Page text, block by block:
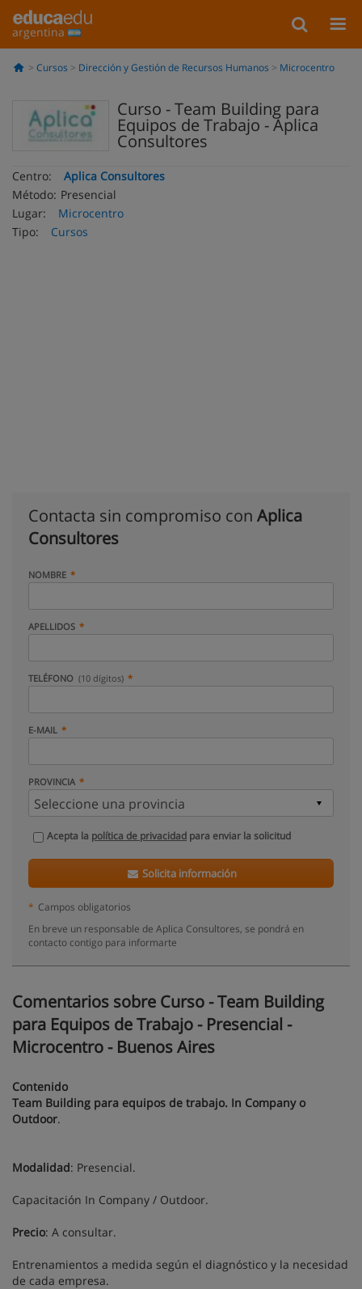
argentina
Cursos Dirección y Gestión de Recursos Humanos Microcentro
Curso - Team Building para
Equipos de Trabajo - Aplica
Consultores
Centro:
Aplica Consultores
Método: Presencial
Lugar:
Microcentro
Tipo:
Cursos
Contacta sin compromiso con Aplica
Consultores
NOMBRE
APELLIDOS
TELÉFONO (10 dígitos)
E-MAIL
PROVINCIA
Acepta la política de privacidad para enviar la solicitud
Solicita información
* Campos obligatorios
En breve un responsable de Aplica Consultores, se pondrá en
contacto contigo para informarte
Comentarios sobre Curso - Team Building
para Equipos de Trabajo - Presencial -
Microcentro - Buenos Aires
Contenido
Team Building para equipos de trabajo. In Company o
Outdoor.
Modalidad: Presencial.
Capacitación In Company / Outdoor.
Precio: A consultar.
Entrenamientos a medida según el diagnóstico y la necesidad
de cada empresa.